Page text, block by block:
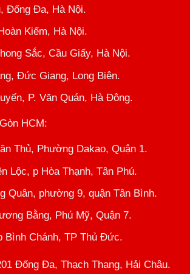
Đống Đa, Hà Nội.
Kiếm, Hà Nội.
Sắc, Cầu Giấy, Hà Nội.
Đức Giang, Long Biên.
P. Văn Quán, Hà Đông.
HCM:
Thủ, Phường Dakao, Quận 1.
Lộc, p Hòa Thạnh, Tân Phú.
Quân, phường 9, quận Tân Bình.
Bằng, Phú Mỹ, Quận 7.
Bình Chánh, TP Thủ Đức.
Đống Đa, Thạch Thang, Hải Châu.